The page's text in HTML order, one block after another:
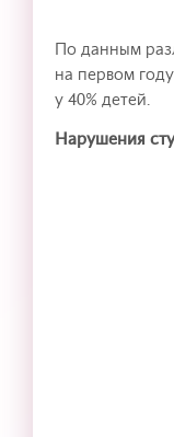
По данным
на первом
у 40% детей.
Нарушения